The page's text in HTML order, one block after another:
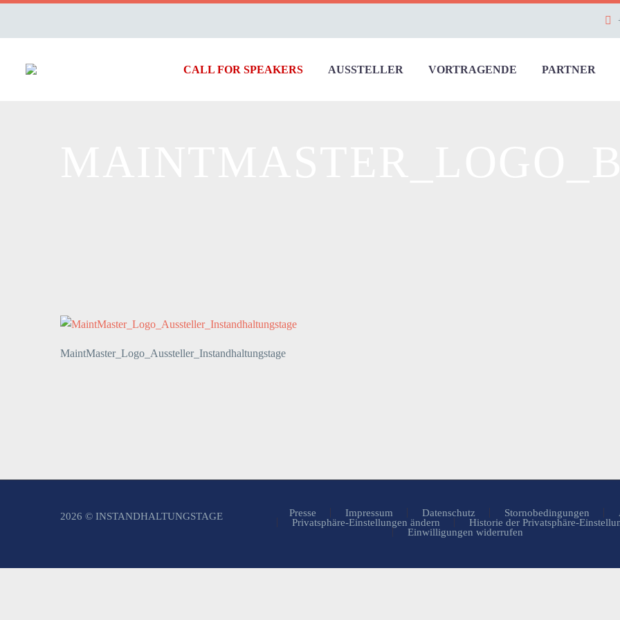
CALL FOR SPEAKERS AUSSTELLER VORTRAGENDE PARTNER
MaintMaster_Logo_Aussteller_Instandhaltungstage
Presse Impressum Datenschutz Stornobedingungen
Privatsphäre-Einstellungen ändern
Historie der Privatsphäre-
Einwilligungen widerrufen
2026 © INSTANDHALTUNGSTAGE